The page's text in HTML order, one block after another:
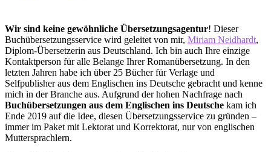
Wir sind keine gewöhnliche Übersetzungsagentur! Dieser
Buchübersetzungsservice wird geleitet von mir, Miriam Neidhardt,
Diplom-Übersetzerin aus Deutschland. Ich bin auch Ihre einzige
Kontaktperson für alle Belange Ihrer Romanübersetzung. In den
letzten Jahren habe ich über 25 Bücher für Verlage und
Selfpublisher aus dem Englischen ins Deutsche gebracht und kenne
mich in der Branche aus. Aufgrund der hohen Nachfrage nach
Buchübersetzungen aus dem Englischen ins Deutsche kam ich
Ende 2019 auf die Idee, diesen Übersetzungsservice zu gründen –
immer im Paket mit Lektorat und Korrektorat, nur von englischen
Muttersprachlern.